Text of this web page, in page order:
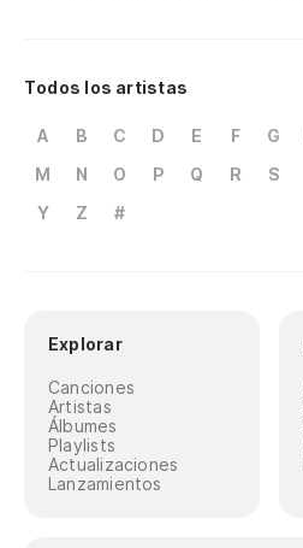
Todos los artistas
A B C D E F G
M
N O P Q R S
Y
Z #
Explorar
Canciones
Artistas
Álbumes
Playlists
Actualizaciones
Lanzamientos